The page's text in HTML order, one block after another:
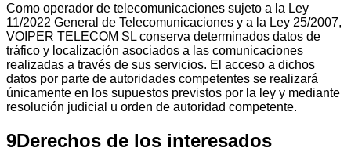
Como operador de telecomunicaciones sujeto a la Ley
11/2022 General de Telecomunicaciones y a la Ley 25/2007,
VOIPER TELECOM SL conserva determinados datos de
tráfico y localización asociados a las comunicaciones
realizadas a través de sus servicios. El acceso a dichos
datos por parte de autoridades competentes se realizará
únicamente en los supuestos previstos por la ley y mediante
resolución judicial u orden de autoridad competente.
9Derechos de los interesados